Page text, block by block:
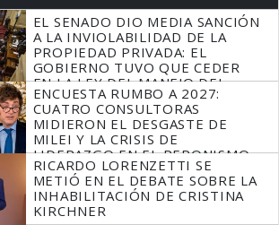
EL SENADO DIO MEDIA SANCIÓN
A LA INVIOLABILIDAD DE LA
PROPIEDAD PRIVADA: EL
GOBIERNO TUVO QUE CEDER
EN LA LEY DEL MANEJO DEL
FUEGO
ENCUESTA RUMBO A 2027:
CUATRO CONSULTORAS
MIDIERON EL DESGASTE DE
MILEI Y LA CRISIS DE
LIDERAZGO EN EL PERONISMO
RICARDO LORENZETTI SE
METIÓ EN EL DEBATE SOBRE LA
INHABILITACIÓN DE CRISTINA
KIRCHNER